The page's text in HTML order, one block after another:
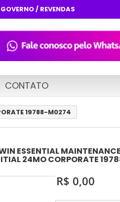
/ REVENDAS
CONTATO
19788-M0274
ESSENTIAL MAINTENANCE
24MO CORPORATE
R$ 0,00